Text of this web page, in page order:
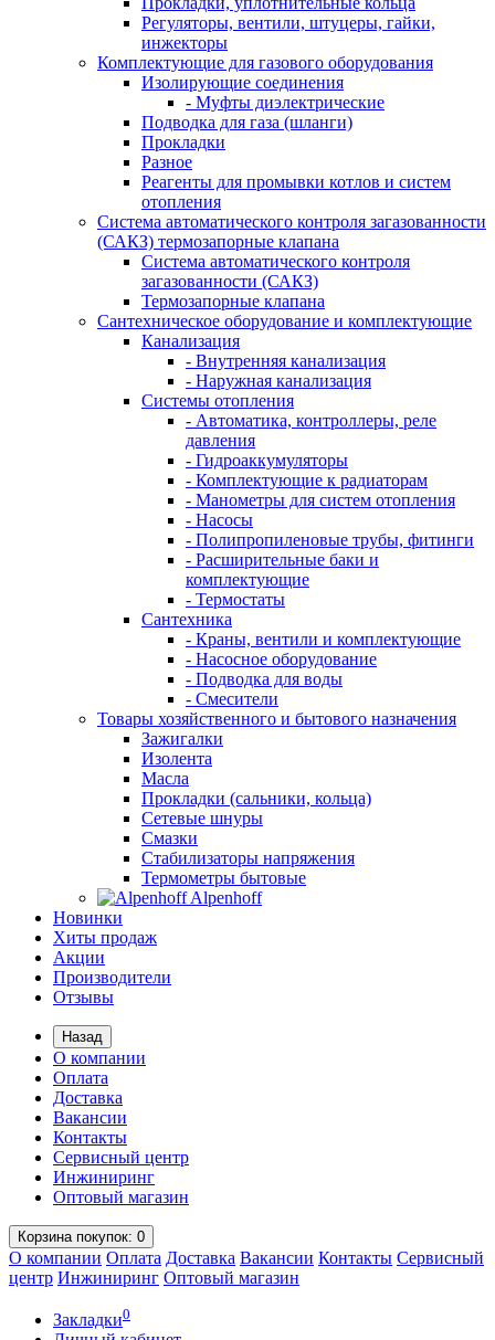
Регуляторы, вентили, штуцеры, гайки,
инжекторы
Комплектующие для газового оборудования
Изолирующие соединения
- Муфты диэлектрические
Подводка для газа (шланги)
Прокладки
Разное
Реагенты для промывки котлов и систем
отопления
Система автоматического контроля загазованности
(САКЗ) термозапорные клапана
Система автоматического контроля
загазованности (САКЗ)
Термозапорные клапана
Сантехническое оборудование и комплектующие
Канализация
- Внутренняя канализация
- Наружная канализация
Системы отопления
- Автоматика, контроллеры, реле
давления
- Гидроаккумуляторы
- Комплектующие к радиаторам
- Манометры для систем отопления
- Насосы
- Полипропиленовые трубы, фитинги
- Расширительные баки и
комплектующие
- Термостаты
Сантехника
- Краны, вентили и комплектующие
- Насосное оборудование
- Подводка для воды
- Смесители
Товары хозяйственного и бытового назначения
Зажигалки
Изолента
Масла
Прокладки (сальники, кольца)
Сетевые шнуры
Смазки
Стабилизаторы напряжения
Термометры бытовые
Alpenhoff
Новинки
Хиты продаж
Акции
Производители
Отзывы
Назад
О компании
Оплата
Доставка
Вакансии
Контакты
Сервисный центр
Инжиниринг
Оптовый магазин
Корзинапокупок: 0
О компании Оплата Доставка Вакансии Контакты Сервисный
центр Инжиниринг Оптовый магазин
Закладки0